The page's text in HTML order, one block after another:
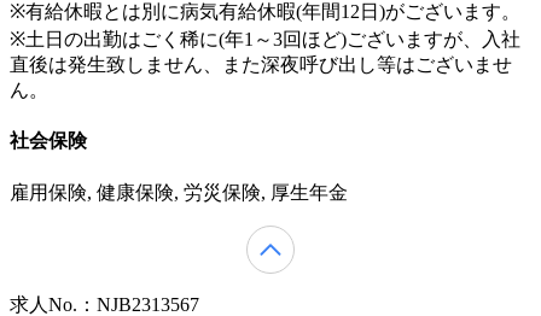
※有給休暇とは別に病気有給休暇(年間12日)がございます。
※土日の出勤はごく稀に(年1～3回ほど)ございますが、入社
直後は発生致しません、また深夜呼び出し等はございませ
ん。
社会保険
雇用保険, 健康保険, 労災保険, 厚生年金
求人No.：NJB2313567